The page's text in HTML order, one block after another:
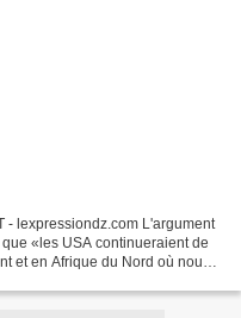
- lexpressiondz.com L'argument
«les USA continueraient de
et en Afrique du Nord où nous